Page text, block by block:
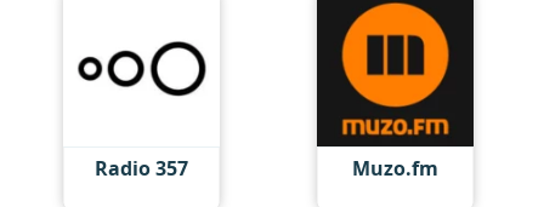
Radio 357 Muzo.fm